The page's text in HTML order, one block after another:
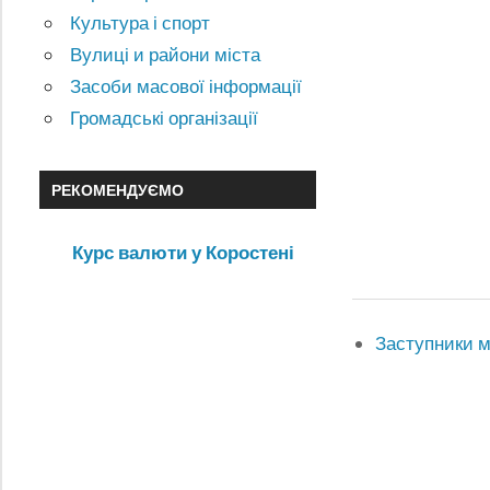
Заступники
Культура і спорт
Вулиці и райони міста
Засоби масової інформації
Громадські організації
РЕКОМЕНДУЄМО
Курс валюти у Коростені